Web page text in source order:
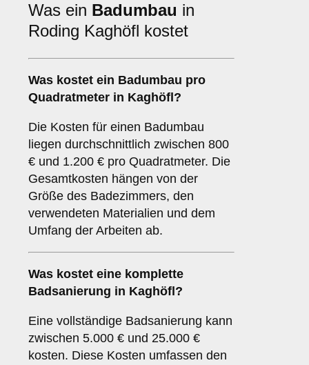
Was ein Badumbau in
Roding Kaghöfl kostet
Was kostet ein Badumbau pro
Quadratmeter in Kaghöfl?
Die Kosten für einen Badumbau
liegen durchschnittlich zwischen 800
€ und 1.200 € pro Quadratmeter. Die
Gesamtkosten hängen von der
Größe des Badezimmers, den
verwendeten Materialien und dem
Umfang der Arbeiten ab.
Was kostet eine komplette
Badsanierung in Kaghöfl?
Eine vollständige Badsanierung kann
zwischen 5.000 € und 25.000 €
kosten. Diese Kosten umfassen den